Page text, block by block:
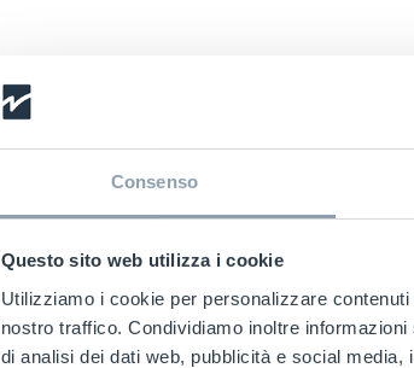
Consenso
Questo sito web utilizza i cookie
Utilizziamo i cookie per personalizzare
nostro traffico. Condividiamo inoltre
di analisi dei dati web, pubblicità e social